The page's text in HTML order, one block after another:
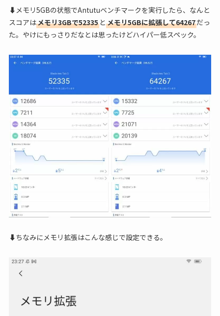
⬇メモリ5GBの状態でAntutuベンチマークを実行したら、なんと
スコアはメモリ3GBで52335とメモリ5GBに拡張して64267だっ
た。やけにもっさりだなとは思ったけどハイパー低スペック。
⬇ちなみにメモリ拡張はこんな感じで設定できる。